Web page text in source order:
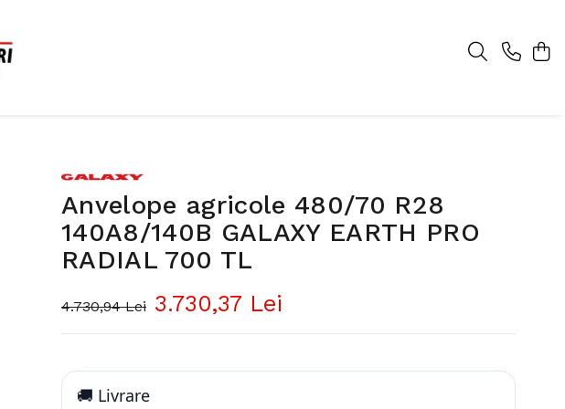
Anvelope agricole 480/70 R28
140A8/140B GALAXY EARTH PRO
RADIAL 700 TL
4.730,94 Lei 3.730,37 Lei
🚚 Livrare